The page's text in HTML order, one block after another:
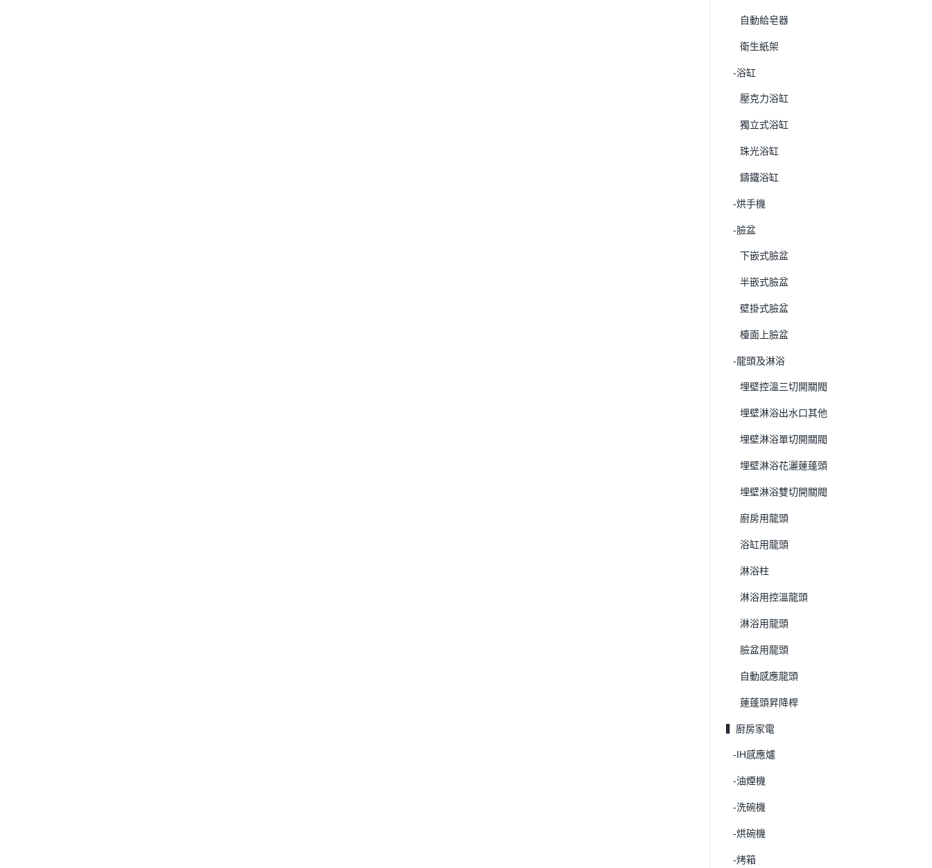
自動給皂器
衛生紙架
-浴缸
壓克力浴缸
獨立式浴缸
珠光浴缸
鑄鐵浴缸
-烘手機
-臉盆
下嵌式臉盆
半嵌式臉盆
壁掛式臉盆
檯面上臉盆
-龍頭及淋浴
埋壁控溫三切開關閥
埋壁淋浴出水口其他
埋壁淋浴單切開關閥
埋壁淋浴花灑蓮蓬頭
埋壁淋浴雙切開關閥
廚房用龍頭
浴缸用龍頭
淋浴柱
淋浴用控溫龍頭
淋浴用龍頭
臉盆用龍頭
自動感應龍頭
蓮蓬頭昇降桿
▍廚房家電
-IH感應爐
-油煙機
-洗碗機
-烘碗機
-烤箱